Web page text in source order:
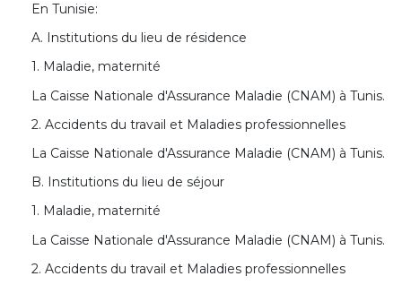
En Tunisie:
A. Institutions du lieu de résidence
1. Maladie, maternité
La Caisse Nationale d'Assurance Maladie (CNAM) à Tunis.
2. Accidents du travail et Maladies professionnelles
La Caisse Nationale d'Assurance Maladie (CNAM) à Tunis.
B. Institutions du lieu de séjour
1. Maladie, maternité
La Caisse Nationale d'Assurance Maladie (CNAM) à Tunis.
2. Accidents du travail et Maladies professionnelles